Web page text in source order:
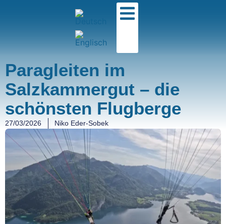
Paragleiten im
Salzkammergut – die
schönsten Flugberge
27/03/2026 Niko Eder-Sobek